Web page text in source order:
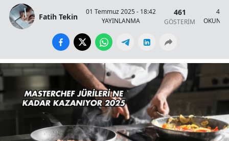
Fatih Tekin
01 Temmuz 2025 - 18:42
YAYINLANMA
461
GÖSTERİM
4